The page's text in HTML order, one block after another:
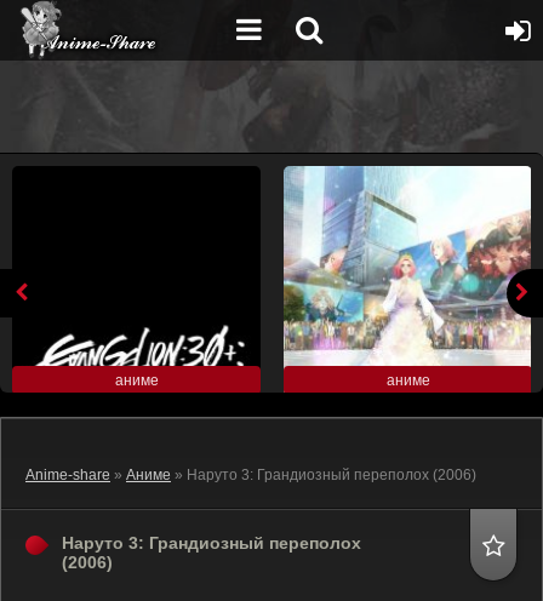
аниме аниме
Anime-share » Аниме » Наруто 3: Грандиозный переполох (2006)
Наруто 3: Грандиозный переполох
(2006)